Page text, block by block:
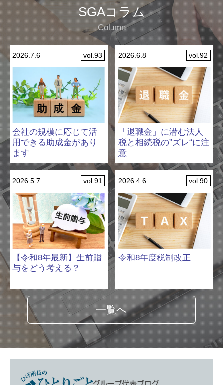
SGAコラム
Column
2026.7.6 vol.93
会社の規模に応じて活
用できる助成金があり
ます
2026.6.8 vol.92
「退職金」に潜む法人
税と相続税の”ズレ“に注
意
2026.5.7 vol.91
【令和8年最新】生前贈
与をどう考える？
2026.4.6 vol.90
令和8年度税制改正
一覧へ